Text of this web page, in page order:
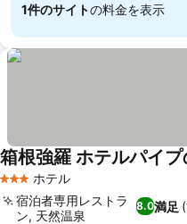
1件のサイトの料金を表示
3 ホテルのランク
ホテル
箱根強羅 ホテルパイ
8.0満足
宿泊者専用レストラ
ン, 天然温泉